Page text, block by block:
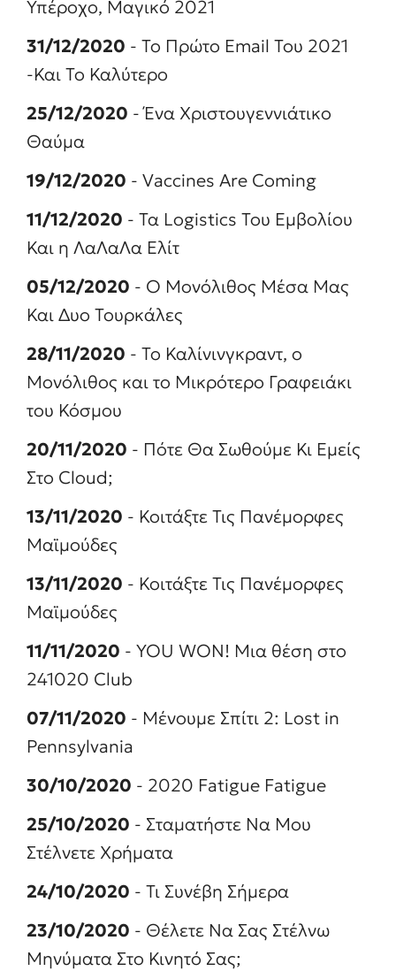
Υπέροχο, Μαγικό 2021
31/12/2020 - Το Πρώτο Email Του 2021
-Και Το Καλύτερο
25/12/2020 - Ένα Χριστουγεννιάτικο
Θαύμα
19/12/2020 - Vaccines Are Coming
11/12/2020 - Τα Logistics Του Εμβολίου
Και η ΛαΛαΛα Ελίτ
05/12/2020 - Ο Μονόλιθος Μέσα Μας
Και Δυο Τουρκάλες
28/11/2020 - Το Καλίνινγκραντ, ο
Μονόλιθος και το Μικρότερο Γραφειάκι
του Κόσμου
20/11/2020 - Πότε Θα Σωθούμε Κι Εμείς
Στο Cloud;
13/11/2020 - Κοιτάξτε Τις Πανέμορφες
Μαϊμούδες
13/11/2020 - Κοιτάξτε Τις Πανέμορφες
Μαϊμούδες
11/11/2020 - YOU WON! Μια θέση στο
241020 Club
07/11/2020 - Μένουμε Σπίτι 2: Lost in
Pennsylvania
30/10/2020 - 2020 Fatigue Fatigue
25/10/2020 - Σταματήστε Να Μου
Στέλνετε Χρήματα
24/10/2020 - Τι Συνέβη Σήμερα
23/10/2020 - Θέλετε Να Σας Στέλνω
Μηνύματα Στο Κινητό Σας;